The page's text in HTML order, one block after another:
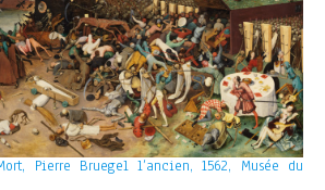
Pierre Bruegel l’ancien, 1562, Musée du